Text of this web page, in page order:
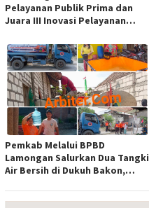
Pelayanan Publik Prima dan
Juara III Inovasi Pelayanan
Pemkab Melalui BPBD
Lamongan Salurkan Dua Tangki
Air Bersih di Dukuh Bakon,